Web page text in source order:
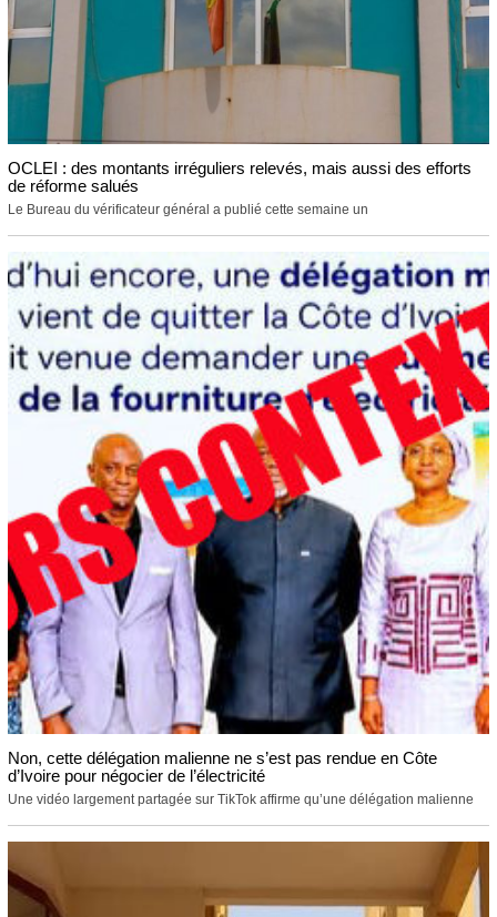
OCLEI : des montants irréguliers relevés, mais aussi des efforts
de réforme salués
Le Bureau du vérificateur général a publié cette semaine un
Non, cette délégation malienne ne s’est pas rendue en Côte
d’Ivoire pour négocier de l’électricité
Une vidéo largement partagée sur TikTok affirme qu’une délégation malienne